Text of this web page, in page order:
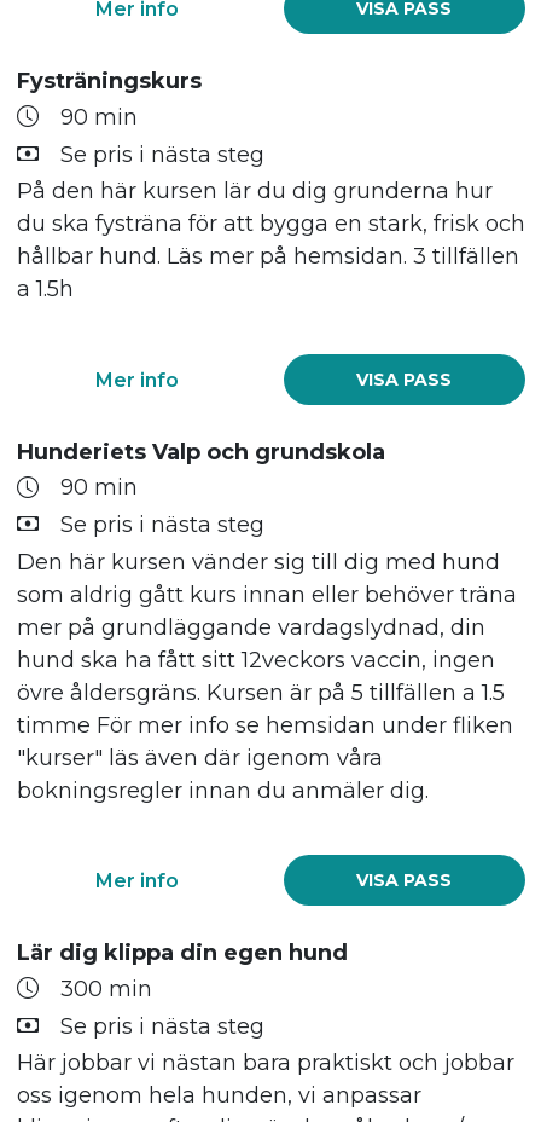
VISA PASS
Mer info
Fysträningskurs
90 min
Se pris i nästa steg
På den här kursen lär du dig grunderna hur
du ska fysträna för att bygga en stark, frisk och
hållbar hund. Läs mer på hemsidan. 3 tillfällen
a 1.5h
VISA PASS
Mer info
Hunderiets Valp och grundskola
90 min
Se pris i nästa steg
Den här kursen vänder sig till dig med hund
som aldrig gått kurs innan eller behöver träna
mer på grundläggande vardagslydnad, din
hund ska ha fått sitt 12veckors vaccin, ingen
övre åldersgräns. Kursen är på 5 tillfällen a 1.5
timme För mer info se hemsidan under fliken
"kurser" läs även där igenom våra
bokningsregler innan du anmäler dig.
VISA PASS
Mer info
Lär dig klippa din egen hund
300 min
Se pris i nästa steg
Här jobbar vi nästan bara praktiskt och jobbar
oss igenom hela hunden, vi anpassar